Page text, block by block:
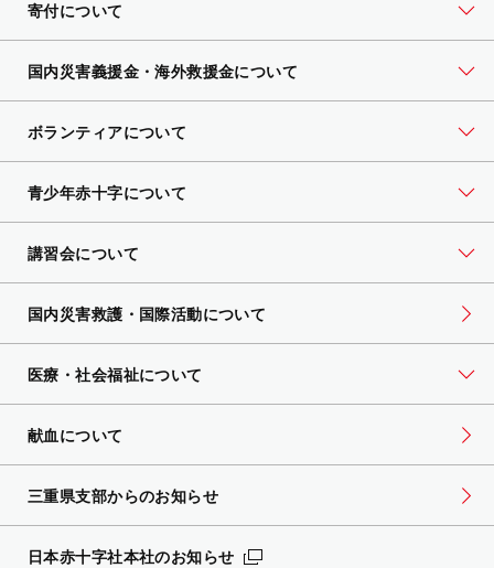
寄付について
国内災害義援金・海外救援金について
ボランティアについて
青少年赤十字について
講習会について
国内災害救護・国際活動について
医療・社会福祉について
献血について
三重県支部からのお知らせ
日本赤十字社本社のお知らせ